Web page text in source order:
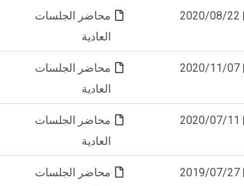
2020/08/22
محاضر الجلسات
العادية
2020/11/07
محاضر الجلسات
العادية
2020/07/11
محاضر الجلسات
العادية
2019/07/27
محاضر الجلسات